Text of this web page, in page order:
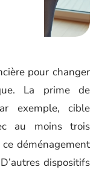
pour changer
La prime de
exemple, cible
au moins trois
déménagement
dispositifs